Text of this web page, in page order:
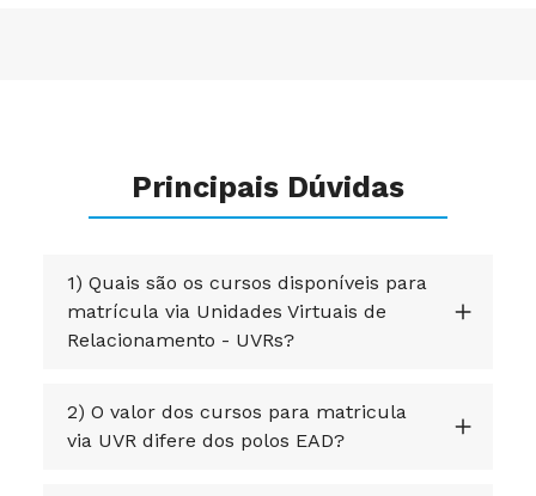
Principais Dúvidas
1) Quais são os cursos disponíveis para
matrícula via Unidades Virtuais de
Relacionamento - UVRs?
2) O valor dos cursos para matricula
via UVR difere dos polos EAD?